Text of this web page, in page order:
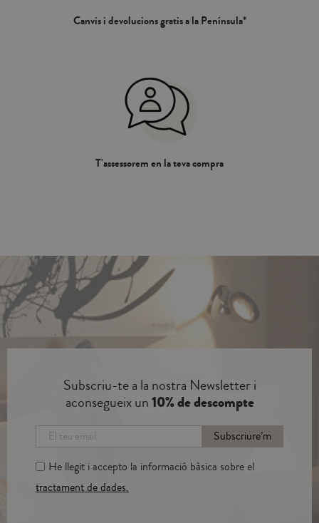
Canvis i devolucions gratis a la Península*
T'assessorem en la teva compra
Subscriu-te a la nostra Newsletter i
aconsegueix un10% de descompte
Subscriure’m
He llegit i accepto la informació bàsica sobre el
tractament de dades.